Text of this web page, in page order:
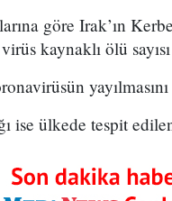
göre Irak’ın
kaynaklı ölü
ise ülkede tespit